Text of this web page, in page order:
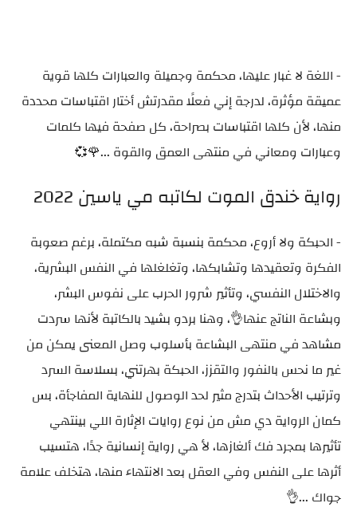
- اللغة لا غبار عليها، محكمة وجميلة والعبارات كلها قوية
عميقة مؤثرة، لدرجة إني فعلًا مقدرتش أختار اقتباسات محددة
منها، لأن كلها اقتباسات بصراحة، كل صفحة فيها كلمات
وعبارات ومعاني في منتهى العمق والقوة ...🌹💞
رواية خندق الموت لكاتبه مي ياسين 2022
- الحبكة ولا أروع، محكمة بنسبة شبه مكتملة، برغم صعوبة
الفكرة وتعقيدها وتشابكها، وتغلغلها في النفس البشرية،
والاختلال النفسي، وتأثير شرور الحرب على نفوس البشر،
وبشاعة الناتج عنها👌، وهنا بردو بشيد بالكاتبة لأنها سردت
مشاهد في منتهى البشاعة بأسلوب وصل المعنى يمكن من
غير ما نحس بالنفور والتقزز، الحبكة بهرتني، بسلاسة السرد
وترتيب الأحداث بتدرج مثير لحد الوصول للنهاية المفاجأة، بس
كمان الرواية دي مش من نوع روايات الإثارة اللي بينتهي
تأثيرها بمجرد فك ألغازها، لأ هي رواية إنسانية جدًا، هتسيب
أثرها على النفس وفي العقل بعد الانتهاء منها، هتخلف علامة
جواك ...👌